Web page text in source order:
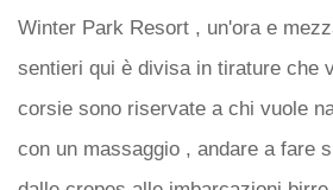
Winter Park Resort , un'ora e
sentieri qui è divisa in tirature che
corsie sono riservate a chi vuole
con un massaggio , andare a fare